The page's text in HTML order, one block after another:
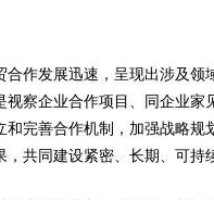
发展迅速，呈现出涉及领
察企业合作项目、同企业家
和完善合作机制，加强战略
共同建设紧密、长期、可持